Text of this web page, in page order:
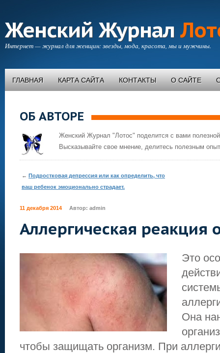
Женский Журнал
Интернет — журнал для женщин: звезды, мода, красота, мы и мужчины.
ГЛАВНАЯ КАРТА САЙТА КОНТАКТЫ О САЙТЕ
ОБ АВТОРЕ
Женский Журнал "Лотос" поделится с вами
Высказывайте свое мнение, делитесь полезным
← Подростковая депрессия или как определить, что
ваш ребенок эмоционально страдает.
11 декабря 2014 Автор: admin
Аллергическая реакция
Это
Она
чтобы защищать организм. При